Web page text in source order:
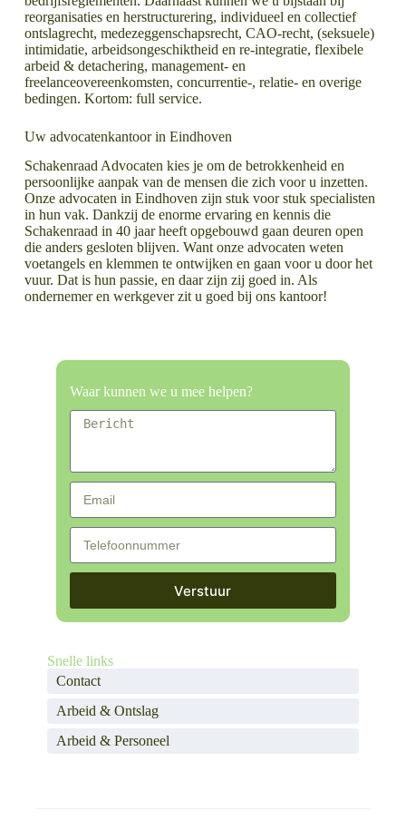
reorganisaties en herstructurering, individueel en collectief
ontslagrecht, medezeggenschapsrecht, CAO-recht, (seksuele)
intimidatie, arbeidsongeschiktheid en re-integratie, flexibele
arbeid & detachering, management- en
freelanceovereenkomsten, concurrentie-, relatie- en overige
bedingen. Kortom: full service.
Uw advocatenkantoor in Eindhoven
Schakenraad Advocaten kies je om de betrokkenheid en
persoonlijke aanpak van de mensen die zich voor u inzetten.
Onze advocaten in Eindhoven zijn stuk voor stuk specialisten
in hun vak. Dankzij de enorme ervaring en kennis die
Schakenraad in 40 jaar heeft opgebouwd gaan deuren open
die anders gesloten blijven. Want onze advocaten weten
voetangels en klemmen te ontwijken en gaan voor u door het
vuur. Dat is hun passie, en daar zijn zij goed in. Als
ondernemer en werkgever zit u goed bij ons kantoor!
Arbeidsrechtadvocaat Eindhoven Advocaat letselschade Eindhoven
Waar kunnen we u mee helpen?
Verstuur
Snelle links
Contact
Arbeid & Ontslag
Arbeid & Personeel